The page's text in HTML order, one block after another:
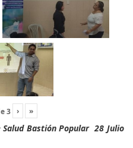
3 › »
Bastión Popular 28 Julio